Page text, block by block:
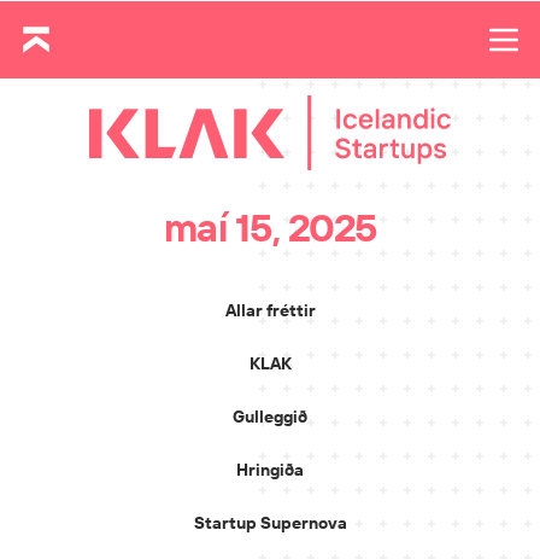
maí 15, 2025
Allar fréttir
KLAK
Gulleggið
Hringiða
Startup Supernova